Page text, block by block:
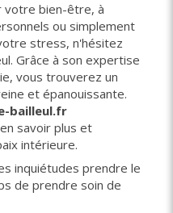
votre bien-être, à
ou simplement
stress, n'hésitez
Grâce à son expertise
vous trouverez un
et épanouissante.
bailleul.fr
savoir plus et
intérieure.
inquiétudes prendre le
de prendre soin de